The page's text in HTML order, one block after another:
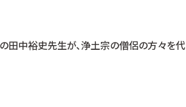
田中裕史先生が、浄土宗の僧侶の方々を代